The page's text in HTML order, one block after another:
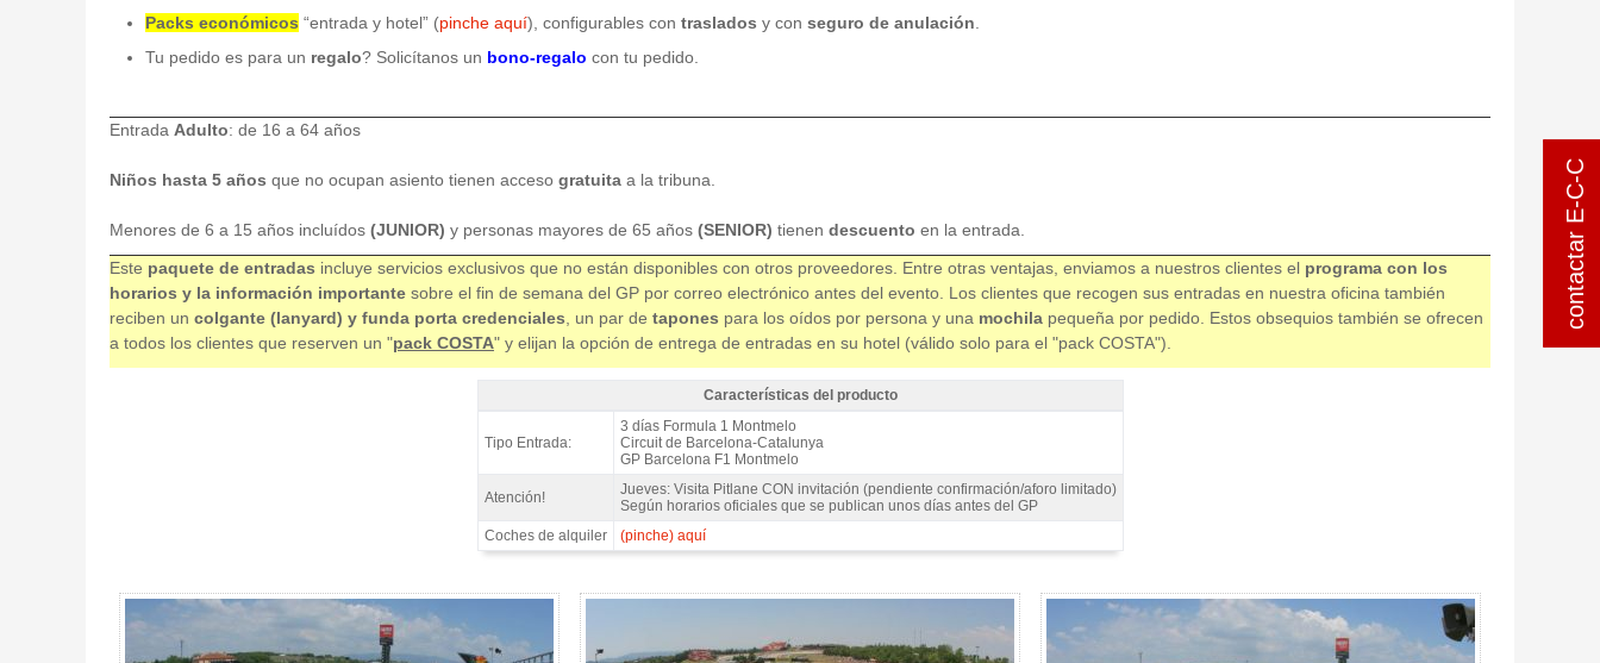
contactar E-C-C
contactar E-C-C
Packs económicos “entrada y hotel” (pinche aquí), configurables con traslados y con seguro de anulación
Tu pedido es para un regalo? Solicítanos un bono-regalo con tu pedido.
Entrada Adulto: de 16 a 64 años
Niños hasta 5 años que no ocupan asiento tienen acceso gratuita a la tribuna.
Menores de 6 a 15 años incluídos (JUNIOR) y personas mayores de 65 años (SENIOR) tienen descuento en la entrada.
Este paquete de entradas incluye servicios exclusivos que no están disponibles con otros proveedores. Entre otras ventajas, enviamos a nuestros clientes el programa con los
horarios y la información importante sobre el fin de semana del GP por correo electrónico antes del evento. Los clientes que recogen sus entradas en nuestra oficina también
reciben un colgante (lanyard) y funda porta credenciales , un par de tapones para los oídos por persona y una mochila pequeña por pedido. Estos obsequios también se ofrecen
a todos los clientes que reserven un "pack COSTA" y elijan la opción de entrega de entradas en su hotel (válido solo para el "pack COSTA").
Entrada F1 Tribuna J, GP Barcelona 2026 - Características del producto
Características del producto
Tipo Entrada:
3 días Formula 1 Montmelo
Circuit de Barcelona-Catalunya
GP Barcelona F1 Montmelo
Atención!
Jueves: Visita Pitlane CON invitación (pendiente confirmación/aforo limitado)
Según horarios oficiales que se publican unos días antes del GP
Coches de alquiler
(pinche) aquí